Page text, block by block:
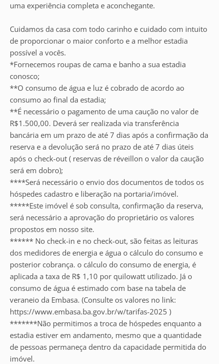
uma experiência completa e aconchegante.
Cuidamos da casa com todo carinho e cuidado com intuito
de proporcionar o maior conforto e a melhor estadia
possível a vocês.
*Fornecemos roupas de cama e banho a sua estadia
conosco;
**O consumo de água e luz é cobrado de acordo ao
consumo ao final da estadia;
**É necessário o pagamento de uma caução no valor de
R$1.500,00. Deverá ser realizada via transferência
bancária em um prazo de até 7 dias após a confirmação da
reserva e a devolução será no prazo de até 7 dias úteis
após o check-out ( reservas de réveillon o valor da caução
será em dobro);
****Será necessário o envio dos documentos de todos os
hóspedes cadastro e liberação na portaria/imóvel.
*****Este imóvel é sob consulta, confirmação da reserva,
será necessário a aprovação do proprietário os valores
propostos em nosso site.
****** No check-in e no check-out, são feitas as leituras
dos medidores de energia e água o cálculo do consumo e
posterior cobrança. o cálculo do consumo de energia, é
aplicada a taxa de R$ 1,10 por quilowatt utilizado. Já o
consumo de água é estimado com base na tabela de
veraneio da Embasa. (Consulte os valores no link:
https://www.embasa.ba.gov.br/w/tarifas-2025 )
*******Não permitimos a troca de hóspedes enquanto a
estadia estiver em andamento, mesmo que a quantidade
de pessoas permaneça dentro da capacidade permitida do
imóvel.